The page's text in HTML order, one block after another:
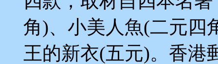
角)、小美人魚(二元四
王的新衣(五元)。香港